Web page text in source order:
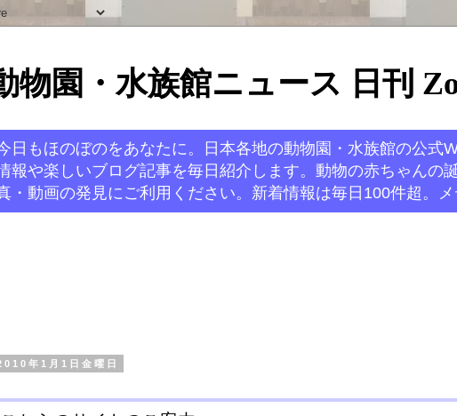
物園・水族館ニュース 日刊
日もほのぼのをあなたに。日本各地の動物園・水族館の公式
報や楽しいブログ記事を毎日紹介します。動物の赤ちゃんの
・動画の発見にご利用ください。新着情報は毎日100件超。
年1月1日金曜日